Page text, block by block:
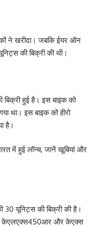
ने खरीदा। जबकि ईयर ऑन
की बिक्री की थी।
हुई है। इस बाइक को
था। इस बाइक को हीरो
है।
में हुई लॉन्‍च, जानें खूबियां और
30 यूनिट्स की बिक्री की है।
केएलएक्‍स450आर और केएक्‍स